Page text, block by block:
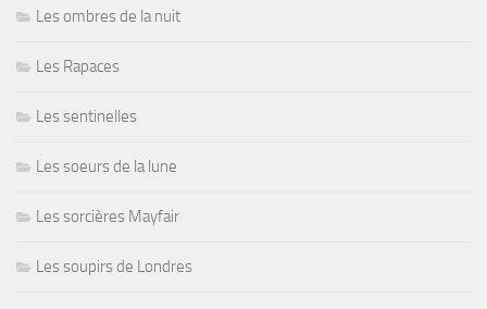
Les ombres de la nuit
Les Rapaces
Les sentinelles
Les soeurs de la lune
Les sorcières Mayfair
Les soupirs de Londres